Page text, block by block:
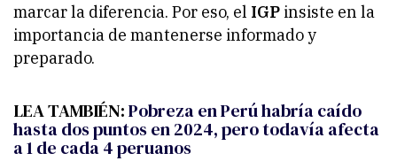
marcar la diferencia. Por eso, el IGPinsiste en la
importancia de mantenerse informado y
preparado.
LEA TAMBIÉN:Pobreza en Perú habría caído
hasta dos puntos en 2024, pero todavía afecta
a 1 de cada 4 peruanos